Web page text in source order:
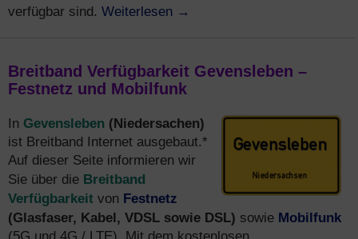
verfügbar sind. Weiterlesen →
Breitband Verfügbarkeit Gevensleben –
Festnetz und Mobilfunk
In Gevensleben (Niedersachen)
ist Breitband Internet ausgebaut.*
Auf dieser Seite informieren wir
Sie über die Breitband
Verfügbarkeit von Festnetz
(Glasfaser, Kabel, VDSL sowie DSL) sowie Mobilfunk